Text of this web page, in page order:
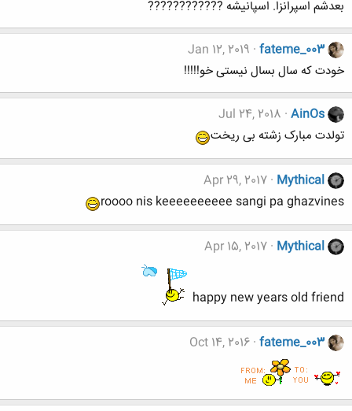
بعدشم اسپرانزا. اسپانیشه ????????????
fateme_003
Jan 12, 2019
خودت که سال بسال نیستی خو!!!!!
AinOs
Jul 24, 2018
تولدت مبارک زشته بی ریخت
Mythical
Apr 29, 2017
roooo nis keeeeeeeeee sangi pa ghazvines
Mythical
Apr 15, 2017
happy new years old friend
fateme_003
Oct 14, 2016